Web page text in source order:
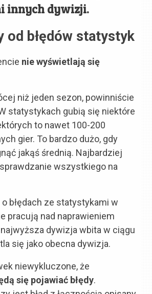
innych dywizji.
od błędów statystyk
nie wyświetlają się
niż jeden sezon, powinniście
statystykach gubią się niektóre
to nawet 100-200
gier. To bardzo dużo, gdy
jakąś średnią. Najbardziej
wszystkiego na
błędach ze statystykami w
pracują nad naprawieniem
najwyższa dywizja wbita w ciągu
się jako obecna dywizja.
niewykluczone, że
się pojawiać błędy.